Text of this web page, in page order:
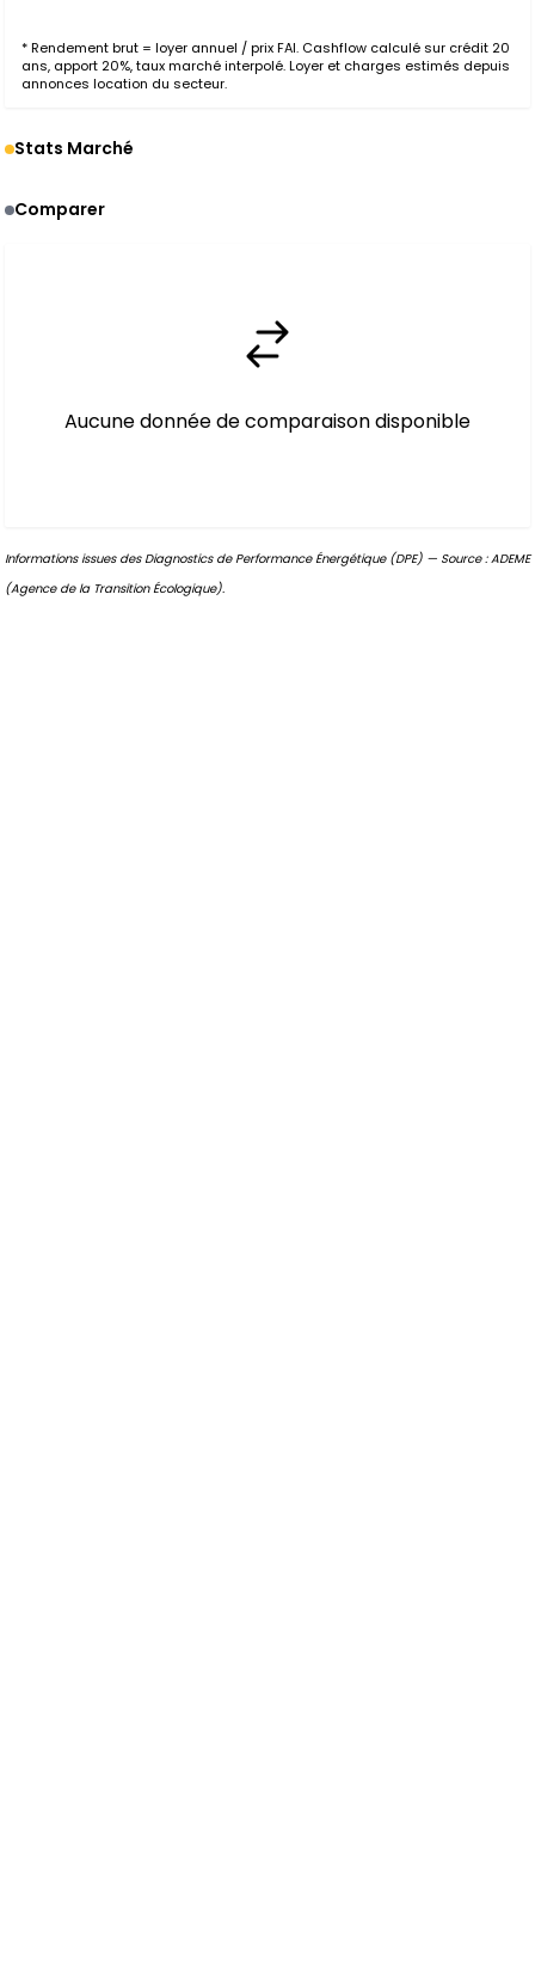
* Rendement brut = loyer annuel / prix FAI. Cashflow calculé sur crédit 20
ans, apport 20%, taux marché interpolé. Loyer et charges estimés depuis
annonces location du secteur.
Stats Marché
Comparer
Aucune donnée de comparaison disponible
Informations issues des Diagnostics de Performance Énergétique (DPE) — Source : ADEME
(Agence de la Transition Écologique).